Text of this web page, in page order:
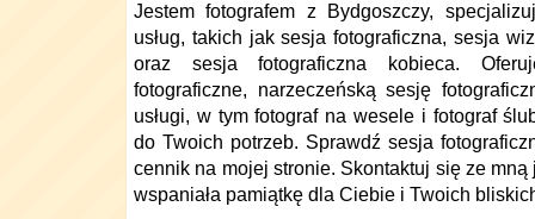
Jestem fotografem z Bydgoszczy,
usług, takich jak sesja fotograficzna, sesja
oraz sesja fotograficzna kobieca.
fotograficzne, narzeczeńską sesję
usługi, w tym fotograf na wesele i fotograf
do Twoich potrzeb. Sprawdź sesja
cennik na mojej stronie. Skontaktuj się ze
wspaniała pamiątkę dla Ciebie i Twoich